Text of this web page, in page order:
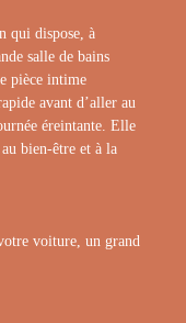
qui dispose, à
salle de bains
pièce intime
avant d’aller au
éreintante. Elle
au bien-être et à la
voiture, un grand